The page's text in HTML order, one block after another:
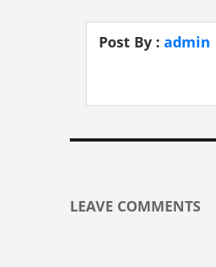
Post By : admin
LEAVE COMMENTS